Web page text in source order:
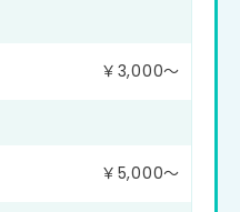
￥3,000〜
￥5,000〜